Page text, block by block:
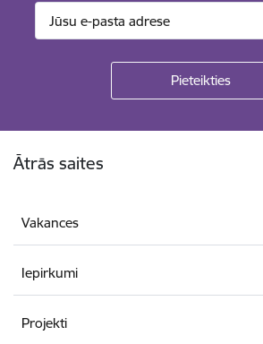
Ātrās saites
Vakances
Iepirkumi
Projekti